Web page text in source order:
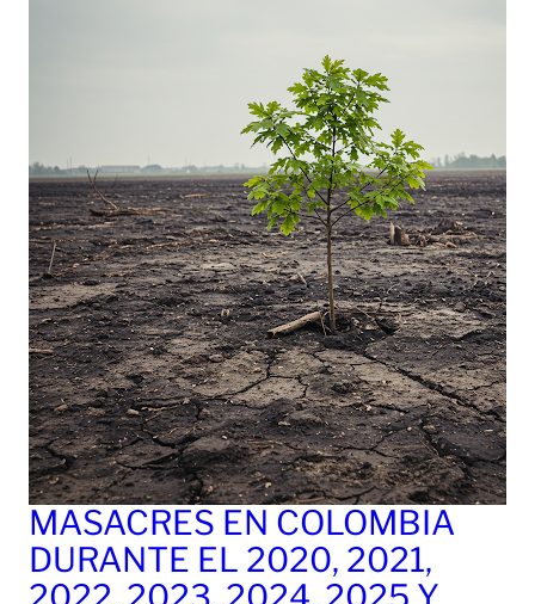
MASACRES EN COLOMBIA
DURANTE EL 2020, 2021,